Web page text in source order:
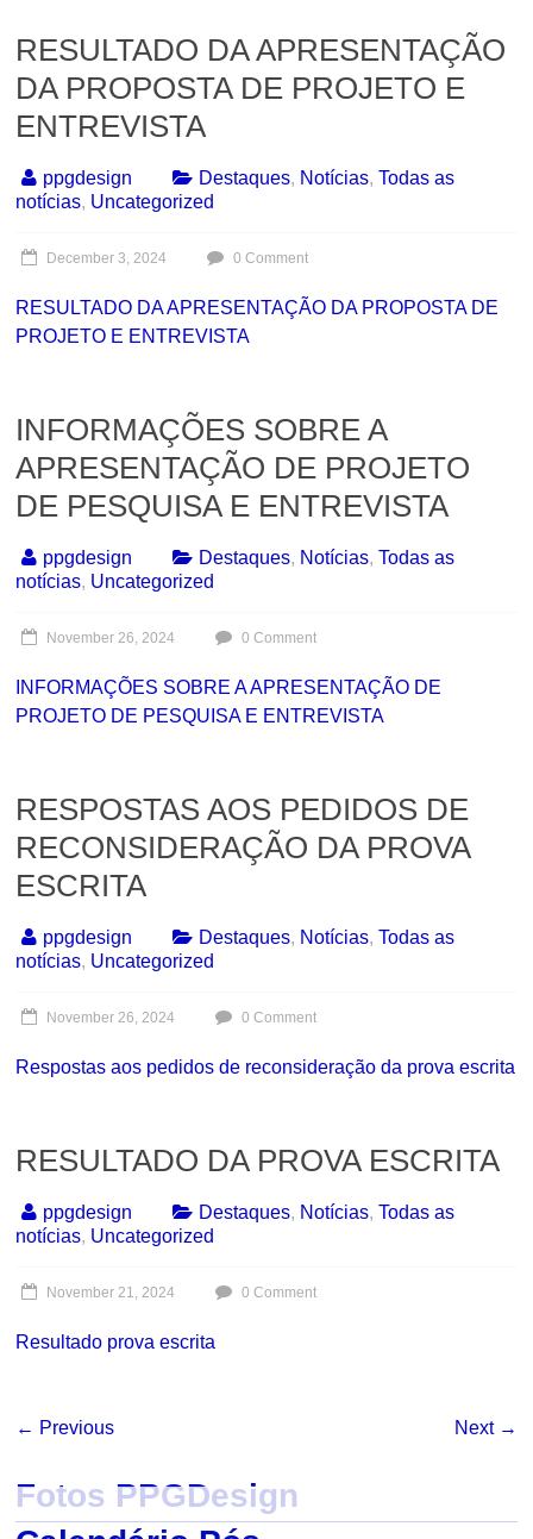
RESULTADO DA APRESENTAÇÃO
DA PROPOSTA DE PROJETO E
ENTREVISTA
ppgdesign Destaques, Notícias,Todas as
notícias, Uncategorized
December 3, 2024 0 Comment
RESULTADO DA APRESENTAÇÃO DA PROPOSTA DE
PROJETO E ENTREVISTA
INFORMAÇÕES SOBRE A
APRESENTAÇÃO DE PROJETO
DE PESQUISA E ENTREVISTA
ppgdesign Destaques, Notícias,Todas as
notícias, Uncategorized
November 26, 2024 0 Comment
INFORMAÇÕES SOBRE A APRESENTAÇÃO DE
PROJETO DE PESQUISA E ENTREVISTA
RESPOSTAS AOS PEDIDOS DE
RECONSIDERAÇÃO DA PROVA
ESCRITA
ppgdesign Destaques, Notícias,Todas as
notícias, Uncategorized
November 26, 2024 0 Comment
Respostas aos pedidos de reconsideração da prova escrita
RESULTADO DA PROVA ESCRITA
ppgdesign Destaques, Notícias,Todas as
notícias, Uncategorized
November 21, 2024 0 Comment
Resultado prova escrita
← Previous Next →
Fotos PPGDesign